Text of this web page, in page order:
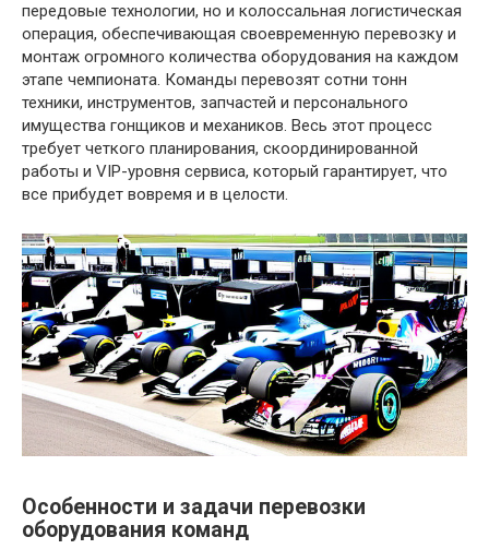
передовые технологии, но и колоссальная логистическая
операция, обеспечивающая своевременную перевозку и
монтаж огромного количества оборудования на каждом
этапе чемпионата. Команды перевозят сотни тонн
техники, инструментов, запчастей и персонального
имущества гонщиков и механиков. Весь этот процесс
требует четкого планирования, скоординированной
работы и VIP-уровня сервиса, который гарантирует, что
все прибудет вовремя и в целости.
Особенности и задачи перевозки
оборудования команд